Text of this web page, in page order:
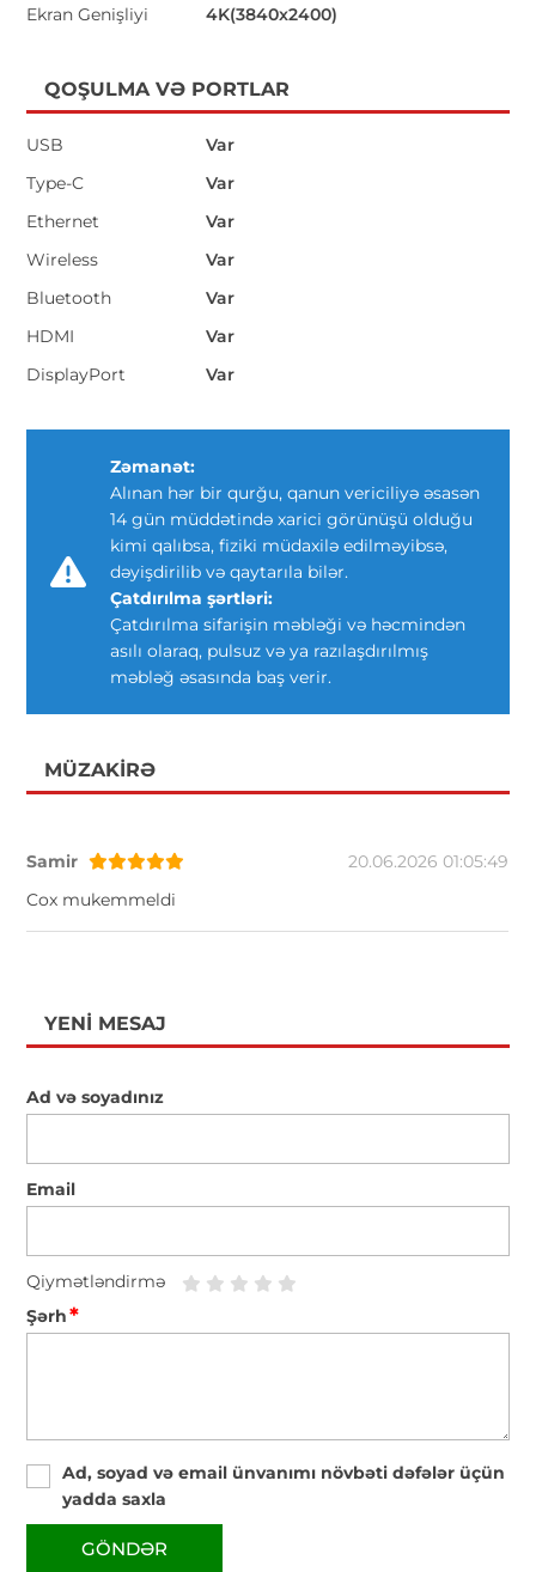
Ekran Genişliyi
4K(3840x2400)
QOŞULMA VƏ PORTLAR
USB
Var
Type-C
Var
Ethernet
Var
Wireless
Var
Bluetooth
Var
HDMI
Var
DisplayPort
Var
Zəmanət:
Alınan hər bir qurğu, qanun vericiliyə əsasən
14 gün müddətində xarici görünüşü olduğu
kimi qalıbsa, fiziki müdaxilə edilməyibsə,
dəyişdirilib və qaytarıla bilər.
Çatdırılma şərtləri:
Çatdırılma sifarişin məbləği və həcmindən
asılı olaraq, pulsuz və ya razılaşdırılmış
məbləğ əsasında baş verir.
MÜZAKIRƏ
Samir
20.06.2026 01:05:49
Cox mukemmeldi
YENI MESAJ
Ad və soyadınız
Email
Qiymətləndirmə
Şərh*
Ad, soyad və email ünvanımı növbəti dəfələr üçün
yadda saxla
GÖNDƏR